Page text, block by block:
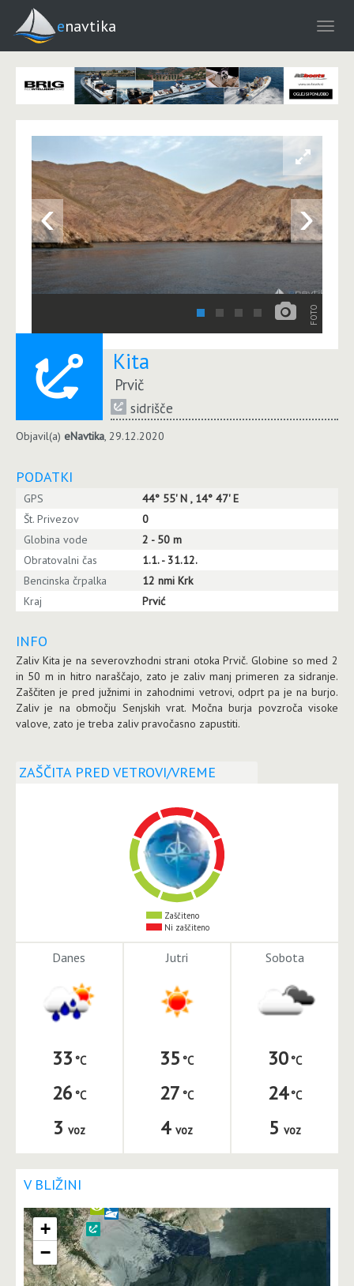
enavtika
‹ ›
FOTO
Kita
Prvič
sidrišče
Objavil(a) eNavtika, 29.12.2020
PODATKI
GPS
44° 55' N , 14° 47' E
Št. Privezov
0
Globina vode
2 - 50 m
Obratovalni čas
1.1. - 31.12.
Bencinska črpalka
12 nmi Krk
Kraj
Prvić
INFO
Zaliv Kita je na severovzhodni strani otoka Prvič. Globine so med 2
in 50 m in hitro naraščajo, zato je zaliv manj primeren za sidranje.
Zaščiten je pred južnimi in zahodnimi vetrovi, odprt pa je na burjo.
Zaliv je na območju Senjskih vrat. Močna burja povzroča visoke
valove, zato je treba zaliv pravočasno zapustiti.
ZAŠČITA PRED VETROVI/VREME
Zaščiteno
Ni zaščiteno
Danes
33
26
3 voz
Jutri
35
27
4 voz
Sobota
30
24
5 voz
V BLIŽINI
+
−